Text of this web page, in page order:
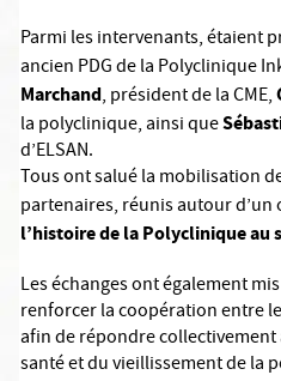
Parmi les intervenants, étaient
ancien PDG de la Polyclinique
Marchand, président de la CME,
la polyclinique, ainsi que
d’ELSAN.
Tous ont salué la mobilisation
partenaires, réunis autour
l’histoire de la Polyclinique
Les échanges ont également
renforcer la coopération entre
afin de répondre collectivement
santé et du vieillissement de la